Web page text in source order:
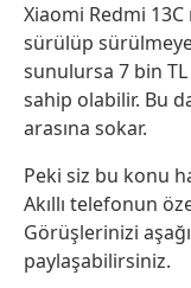
Xiaomi Redmi
sürülüp
sunulursa 7 bin TL
sahip olabilir. Bu
arasına sokar.
Peki siz bu konu
Akıllı telefonun
Görüşlerinizi
paylaşabilirsiniz.